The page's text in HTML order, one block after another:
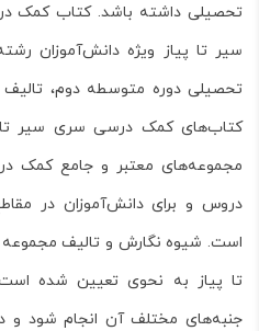
تحصیلی داشته باشد. کتاب کمک
سیر تا پیاز
ویژه دانش‌آموزان
تحصیلی دوره متوسطه دوم،
کتاب‌های کمک درسی سری سیر تا
مجموعه‌های معتبر و جامع کمک
دروس و برای دانش‌آموزان در
است. شیوه نگارش و تالیف
تا پیاز به نحوی تعیین شده
جنبه‌های مختلف آن انجام شود و